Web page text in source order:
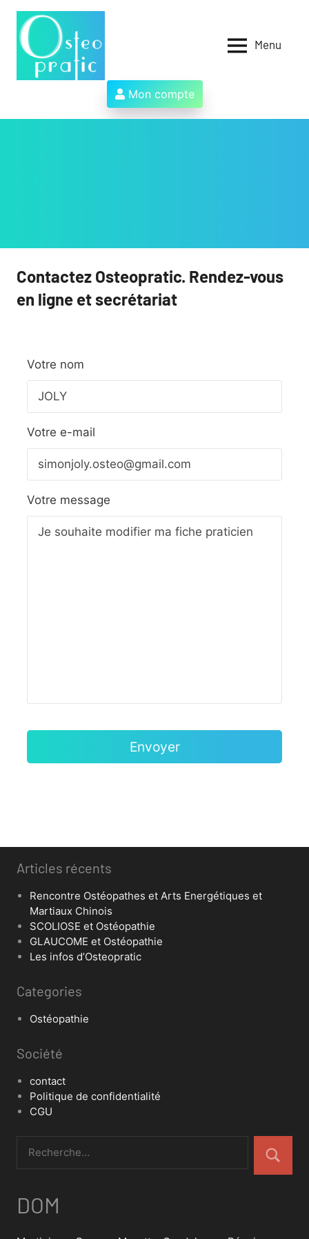
Aller
contenu
des
ostéopathes
et
Menu
Mon compte
Contactez Osteopratic. Rendez-vous
en ligne et secrétariat
Votre nom
Votre e-mail
Votre message
Articles récents
Rencontre Ostéopathes et Arts Energétiques et
Martiaux Chinois
SCOLIOSE et Ostéopathie
GLAUCOME et Ostéopathie
Les infos d’Osteopratic
Categories
Ostéopathie
Société
contact
Politique de confidentialité
CGU
DOM